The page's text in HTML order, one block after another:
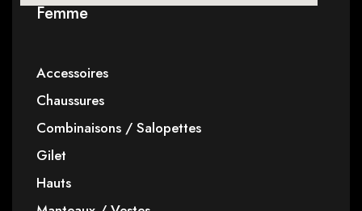
Femme
Accessoires
Chaussures
Combinaisons / Salopettes
Gilet
Hauts